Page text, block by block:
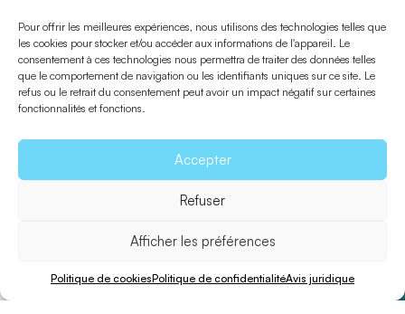
Pour offrir les meilleures expériences, nous utilisons des technologies telles que
les cookies pour stocker et/ou accéder aux informations de l'appareil. Le
consentement à ces technologies nous permettra de traiter des données telles
que le comportement de navigation ou les identifiants uniques sur ce site. Le
refus ou le retrait du consentement peut avoir un impact négatif sur certaines
fonctionnalités et fonctions.
Accepter
Refuser
Afficher les préférences
Politique de cookiesPolitique de confidentialitéAvis juridique
Envoyer à un ami